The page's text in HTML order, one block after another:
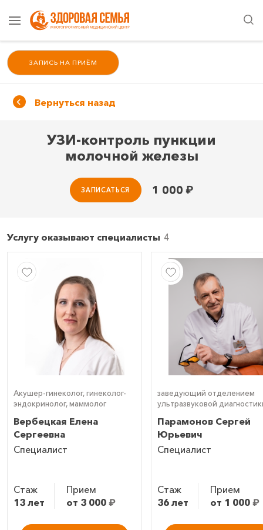
ЗАПИСЬ НА ПРИЁМ
Вернуться назад
УЗИ-контроль пункции
молочной железы
1 000 ₽
ЗАПИСАТЬСЯ
Услугу оказывают специалисты
Акушер-гинеколог, гинеколог-
эндокринолог, маммолог
Вербецкая Елена
Сергеевна
Специалист
Стаж
13 лет
Прием
от 3 000 ₽
заведующий отделением
ультразвуковой
Парамонов Сергей
Юрьевич
Специалист
Стаж
36 лет
Прием
от 1 000 ₽